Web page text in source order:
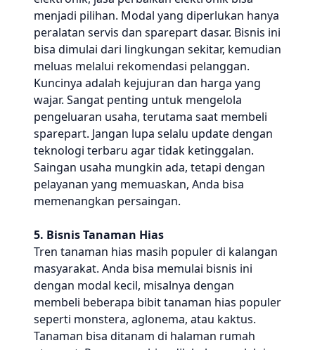
menjadi pilihan. Modal yang diperlukan hanya
peralatan servis dan sparepart dasar. Bisnis ini
bisa dimulai dari lingkungan sekitar, kemudian
meluas melalui rekomendasi pelanggan.
Kuncinya adalah kejujuran dan harga yang
wajar. Sangat penting untuk mengelola
pengeluaran usaha, terutama saat membeli
sparepart. Jangan lupa selalu update dengan
teknologi terbaru agar tidak ketinggalan.
Saingan usaha mungkin ada, tetapi dengan
pelayanan yang memuaskan, Anda bisa
memenangkan persaingan.
5. Bisnis Tanaman Hias
Tren tanaman hias masih populer di kalangan
masyarakat. Anda bisa memulai bisnis ini
dengan modal kecil, misalnya dengan
membeli beberapa bibit tanaman hias populer
seperti monstera, aglonema, atau kaktus.
Tanaman bisa ditanam di halaman rumah